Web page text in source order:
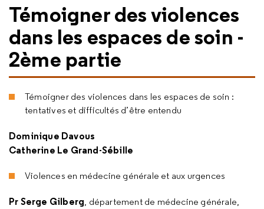
Témoigner des violences
dans les espaces de soin -
2ème partie
Témoigner des violences dans les espaces de soin :
tentatives et difficultés d’être entendu
Dominique Davous
Catherine Le Grand-Sébille
Violences en médecine générale et aux urgences
Pr Serge Gilberg, département de médecine générale,